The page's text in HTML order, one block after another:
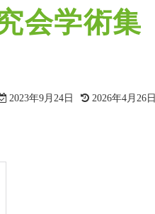
会学術集
2023年9月24日 2026年4月26日